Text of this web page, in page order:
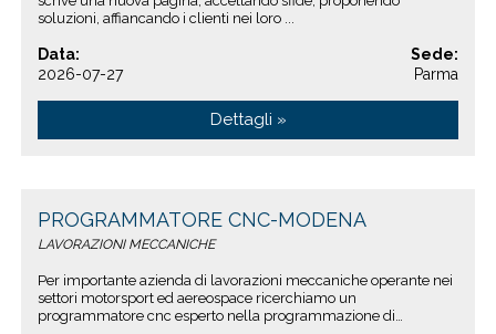
soluzioni, affiancando i clienti nei loro ...
Data:
2026-07-27
Sede:
Parma
Dettagli »
PROGRAMMATORE CNC-MODENA
LAVORAZIONI MECCANICHE
Per importante azienda di lavorazioni meccaniche operante nei
settori motorsport ed aereospace ricerchiamo un
programmatore cnc esperto nella programmazione di